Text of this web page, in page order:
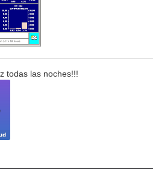
todas las noches!!!